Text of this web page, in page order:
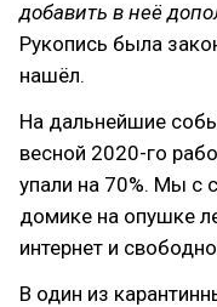
добавить в неё
Рукопись была
нашёл.
На дальнейшие
весной 2020-го
упали на 70%. Мы с
домике на опушке
интернет и
В один из